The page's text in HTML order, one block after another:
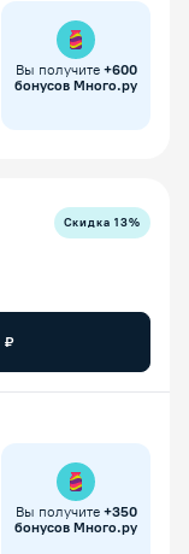
Вы получите +600
бонусов Много.ру
Скидка13%
₽
Вы получите +350
бонусов Много.ру